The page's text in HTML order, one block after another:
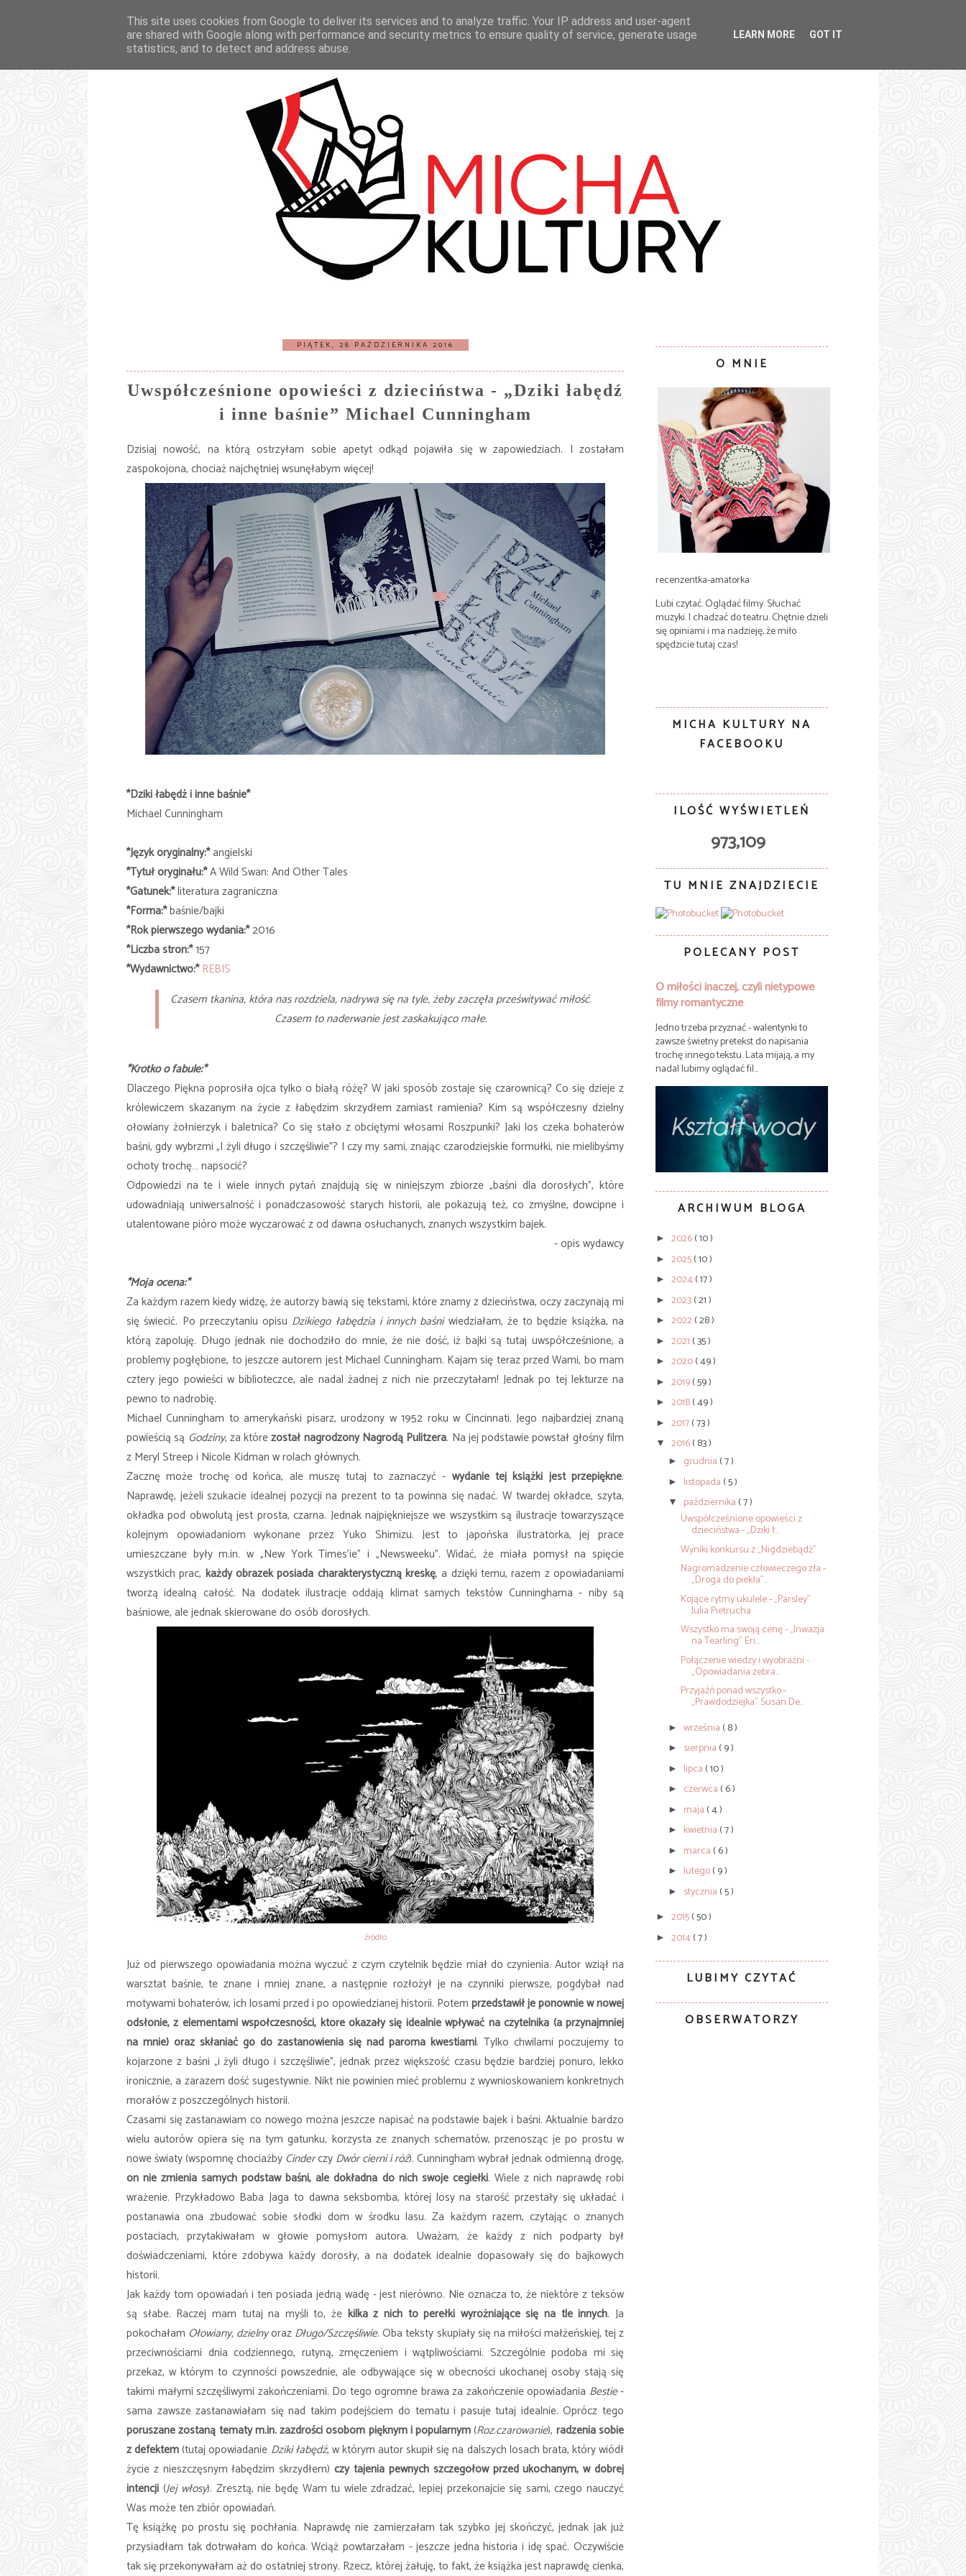
STRONA GŁÓWNA KSIĄŻKI FILMY TEATR SERIALE 100 BBC KONTAKT
PIĄTEK, 28 PAŹDZIERNIKA 2016
Uwspółcześnione opowieści z dzieciństwa - „Dziki łabędź
i inne baśnie” Michael Cunningham
Dzisiaj nowość, na którą ostrzyłam sobie apetyt odkąd pojawiła się w zapowiedziach. I zostałam
zaspokojona, chociaż najchętniej wsunęłabym więcej!
*Dziki łabędź i inne baśnie*
Michael Cunningham
*Język oryginalny:*angielski
*Tytuł oryginału:*A Wild Swan: And Other Tales
*Gatunek:*literatura zagraniczna
*Forma:*baśnie/bajki
*Rok pierwszego wydania:*2016
*Liczba stron:*157
*Wydawnictwo:* REBIS
Czasem tkanina, która nas rozdziela, nadrywa się na tyle, żeby zaczęła prześwitywać miłość.
Czasem to naderwanie jest zaskakująco małe.
*Krótko o fabule:*
Dlaczego Piękna poprosiła ojca tylko o białą różę? W jaki sposób zostaje się czarownicą? Co się dzieje z
królewiczem skazanym na życie z łabędzim skrzydłem zamiast ramienia? Kim są współczesny dzielny
ołowiany żołnierzyk i baletnica? Co się stało z obciętymi włosami Roszpunki? Jaki los czeka bohaterów
baśni, gdy wybrzmi „I żyli długo i szczęśliwie”? I czy my sami, znając czarodziejskie formułki, nie mielibyśmy
ochoty trochę… napsocić?
Odpowiedzi na te i wiele innych pytań znajdują się w niniejszym zbiorze „baśni dla dorosłych”, które
udowadniają uniwersalność i ponadczasowość starych historii, ale pokazują też, co zmyślne, dowcipne i
utalentowane pióro może wyczarować z od dawna osłuchanych, znanych wszystkim bajek.
- opis wydawcy
*Moja ocena:*
Za każdym razem kiedy widzę, że autorzy bawią się tekstami, które znamy z dzieciństwa, oczy zaczynają mi
się świecić. Po przeczytaniu opisu Dzikiego łabędzia i innych baśni wiedziałam, że to będzie książka, na
którą zapoluję. Długo jednak nie dochodziło do mnie, że nie dość, iż bajki są tutaj uwspółcześnione, a
problemy pogłębione, to jeszcze autorem jest Michael Cunningham. Kajam się teraz przed Wami, bo mam
cztery jego powieści w biblioteczce, ale nadal żadnej z nich nie przeczytałam! Jednak po tej lekturze na
pewno to nadrobię.
Michael Cunningham to amerykański pisarz, urodzony w 1952 roku w Cincinnati. Jego najbardziej znaną
powieścią są Godziny, za którezostał nagrodzony Nagrodą Pulitzera. Na jej podstawie powstał głośny film
z Meryl Streep i Nicole Kidman w rolach głównych.
Zacznę może trochę od końca, ale muszę tutaj to zaznaczyć - wydanie tej książki jest przepiękne.
Naprawdę, jeżeli szukacie idealnej pozycji na prezent to ta powinna się nadać. W twardej okładce, szyta,
okładka pod obwolutą jest prosta, czarna. Jednak najpiękniejsze we wszystkim są ilustracje towarzyszące
kolejnym opowiadaniom wykonane przez Yuko Shimizu. Jest to japońska ilustratorka, jej prace
umieszczane były m.in. w „New York Times'ie” i „Newsweeku”. Widać, że miała pomysł na spięcie
wszystkich prac, każdy obrazek posiada charakterystyczną kreskę, a dzięki temu, razem z opowiadaniami
tworzą idealną całość. Na dodatek ilustracje oddają klimat samych tekstów Cunninghama - niby są
baśniowe, ale jednak skierowane do osób dorosłych.
źródło
Już od pierwszego opowiadania można wyczuć z czym czytelnik będzie miał do czynienia. Autor wziął na
warsztat baśnie, te znane i mniej znane, a następnie rozłożył je na czynniki pierwsze, pogdybał nad
motywami bohaterów, ich losami przed i po opowiedzianej historii. Potem przedstawił je ponownie w nowej
odsłonie, z elementami współczesności, które okazały się idealnie wpływać na czytelnika (a przynajmniej
na mnie) oraz skłaniać go do zastanowienia się nad paroma kwestiami. Tylko chwilami poczujemy to
kojarzone z baśni „i żyli długo i szczęśliwie”, jednak przez większość czasu będzie bardziej ponuro, lekko
ironicznie, a zarazem dość sugestywnie. Nikt nie powinien mieć problemu z wywnioskowaniem konkretnych
morałów z poszczególnych historii.
Czasami się zastanawiam co nowego można jeszcze napisać na podstawie bajek i baśni. Aktualnie bardzo
wielu autorów opiera się na tym gatunku, korzysta ze znanych schematów, przenosząc je po prostu w
nowe światy (wspomnę chociażby Cinderczy Dwór cierni i róż). Cunningham wybrał jednak odmienną drogę,
on nie zmienia samych podstaw baśni, ale dokładna do nich swoje cegiełki. Wiele z nich naprawdę robi
wrażenie. Przykładowo Baba Jaga to dawna seksbomba, której losy na starość przestały się układać i
postanawia ona zbudować sobie słodki dom w środku lasu. Za każdym razem, czytając o znanych
postaciach, przytakiwałam w głowie pomysłom autora. Uważam, że każdy z nich podparty był
doświadczeniami, które zdobywa każdy dorosły, a na dodatek idealnie dopasowały się do bajkowych
historii.
Jak każdy tom opowiadań i ten posiada jedną wadę - jest nierówno. Nie oznacza to, że niektóre z teksów
są słabe. Raczej mam tutaj na myśli to, że kilka z nich to perełki wyróżniające się na tle innych. Ja
pokochałam Ołowiany, dzielnyoraz Długo/Szczęśliwie. Oba teksty skupiały się na miłości małżeńskiej, tej z
przeciwnościami dnia codziennego, rutyną, zmęczeniem i wątpliwościami. Szczególnie podoba mi się
przekaz, w którym to czynności powszednie, ale odbywające się w obecności ukochanej osoby stają się
takimi małymi szczęśliwymi zakończeniami. Do tego ogromne brawa za zakończenie opowiadania Bestie-
sama zawsze zastanawiałam się nad takim podejściem do tematu i pasuje tutaj idealnie. Oprócz tego
poruszane zostaną tematy m.in. zazdrości osobom pięknym i popularnym(Roz.czarowanie), radzenia sobie
z defektem(tutaj opowiadanie Dziki łabędź, w którym autor skupił się na dalszych losach brata, który wiódł
życie z nieszczęsnym łabędzim skrzydłem)czy tajenia pewnych szczegółów przed ukochanym, w dobrej
intencji (Jej włosy). Zresztą, nie będę Wam tu wiele zdradzać, lepiej przekonajcie się sami, czego nauczyć
Was może ten zbiór opowiadań.
Tę książkę po prostu się pochłania. Naprawdę nie zamierzałam tak szybko jej skończyć, jednak jak już
przysiadłam tak dotrwałam do końca. Wciąż powtarzałam - jeszcze jedna historia i idę spać. Oczywiście
tak się przekonywałam aż do ostatniej strony. Rzecz, której żałuję, to fakt, że książka jest naprawdę cienka,
O MNIE
recenzentka-amatorka
Lubi czytać. Oglądać filmy. Słuchać
muzyki. I chadzać do teatru. Chętnie dzieli
się opiniami i ma nadzieję, że miło
spędzicie tutaj czas!
MICHA KULTURY NA
FACEBOOKU
ILOŚĆ WYŚWIETLEŃ
973,109
TU MNIE ZNAJDZIECIE
POLECANY POST
O miłości inaczej, czyli nietypowe
filmy romantyczne
Jedno trzeba przyznać - walentynki to
zawsze świetny pretekst do napisania
trochę innego tekstu. Lata mijają, a my
nadal lubimy oglądać fil...
ARCHIWUM BLOGA
► 2026( 10 )
► 2025( 10 )
► 2024( 17 )
► 2023( 21 )
► 2022( 28 )
► 2021 ( 35 )
► 2020( 49 )
► 2019( 59 )
► 2018( 49 )
► 2017( 73 )
▼ 2016( 83 )
► grudnia ( 7 )
► listopada ( 5 )
▼ października ( 7 )
Uwspółcześnione opowieści z
dzieciństwa - „Dziki ł...
Wyniki konkursu z „Nigdziebądź”
Nagromadzenie człowieczego zła -
„Droga do piekła”...
Kojące rytmy ukulele - „Parsley”
Julia Pietrucha
Wszystko ma swoją cenę - „Inwazja
na Tearling” Eri...
Połączenie wiedzy i wyobraźni -
„Opowiadania zebra...
Przyjaźń ponad wszystko -
„Prawdodziejka” Susan De...
► września ( 8 )
► sierpnia ( 9 )
► lipca ( 10 )
► czerwca ( 6 )
► maja ( 4 )
► kwietnia ( 7 )
► marca ( 6 )
► lutego( 9 )
► stycznia ( 5 )
► 2015( 50 )
► 2014( 7 )
LUBIMY CZYTAĆ
OBSERWATORZY
This site uses cookies from Google to deliver its services and to analyze traffic. Your IP address and user-agent
are shared with Google along with performance and security metrics to ensure quality of service, generate usage
statistics, and to detect and address abuse.
LEARN MORE GOT IT